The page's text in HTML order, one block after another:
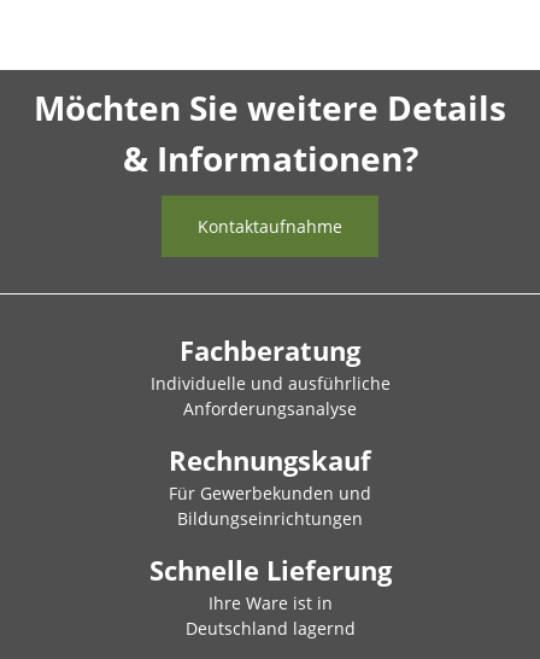
Möchten Sie weitere Details
& Informationen?
Kontaktaufnahme
Fachberatung
Individuelle und ausführliche
Anforderungsanalyse
Rechnungskauf
Für Gewerbekunden und
Bildungseinrichtungen
Schnelle Lieferung
Ihre Ware ist in
Deutschland lagernd